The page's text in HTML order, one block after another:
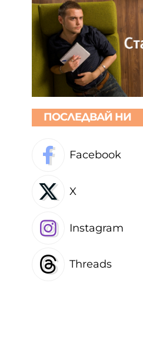
ПОСЛЕДВАЙ НИ
Facebook
X
Instagram
Threads